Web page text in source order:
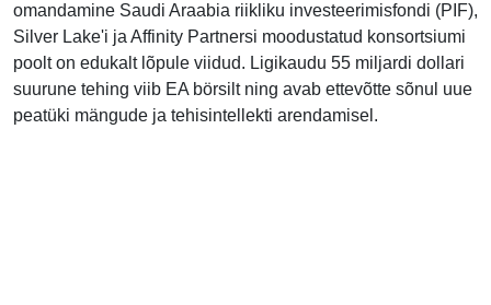
omandamine Saudi Araabia riikliku investeerimisfondi (PIF),
Silver Lake'i ja Affinity Partnersi moodustatud konsortsiumi
poolt on edukalt lõpule viidud. Ligikaudu 55 miljardi dollari
suurune tehing viib EA börsilt ning avab ettevõtte sõnul uue
peatüki mängude ja tehisintellekti arendamisel.